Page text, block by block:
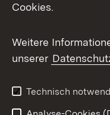
Messenger
Social Wall
X / Twitter
Youtube
Cookies.
Weitere
unserer
Technisch